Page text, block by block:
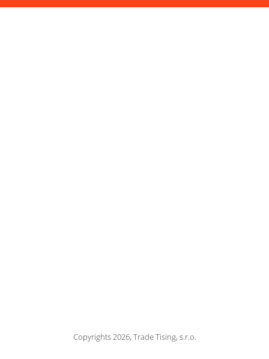
Copyrights 2026, Trade Tising, s.r.o.